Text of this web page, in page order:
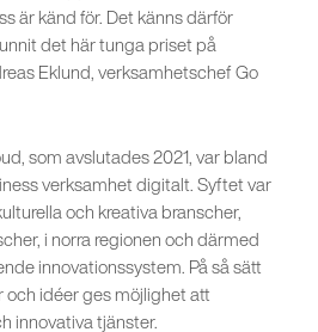
är känd för. Det känns därför
det här tunga priset på
Eklund, verksamhetschef Go
som avslutades 2021, var bland
verksamhet digitalt. Syftet var
och kreativa branscher,
i norra regionen och därmed
innovationssystem. På så sätt
och idéer ges möjlighet att
innovativa tjänster.